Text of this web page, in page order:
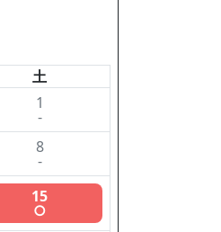
土
1
-
8
-
15
○